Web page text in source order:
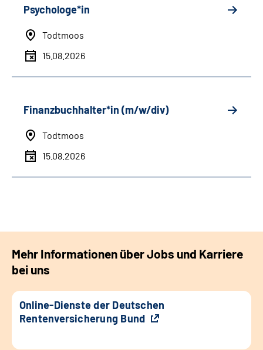
Psychologe*in
Todtmoos
15.08.2026
Finanzbuchhalter*in (m/w/div)
Todtmoos
15.08.2026
Mehr Informationen über Jobs und Karriere
bei uns
Online-Dienste der Deutschen
Rentenversicherung Bund